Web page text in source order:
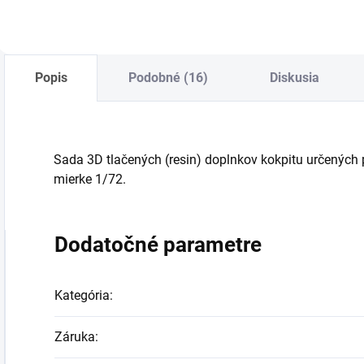
Popis Podobné (16) Diskusia
Sada 3D tlačených (resin) doplnkov kokpitu
mierke 1/72.
Dodatočné parametre
Kategória:
Záruka: